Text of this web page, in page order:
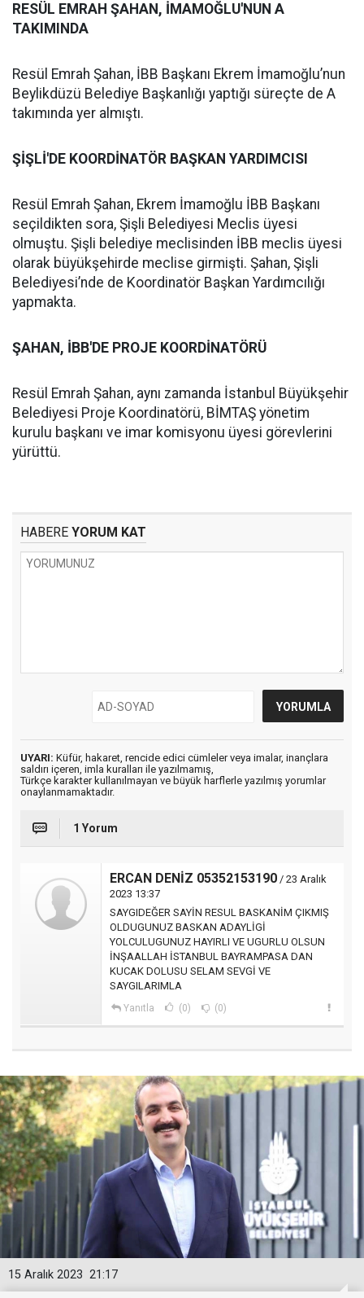
RESÜL EMRAH ŞAHAN, İMAMOĞLU'NUN A
TAKIMINDA
Resül Emrah Şahan, İBB Başkanı Ekrem İmamoğlu’nun
Beylikdüzü Belediye Başkanlığı yaptığı süreçte de A
takımında yer almıştı.
ŞİŞLİ'DE KOORDİNATÖR BAŞKAN YARDIMCISI
Resül Emrah Şahan, Ekrem İmamoğlu İBB Başkanı
seçildikten sora, Şişli Belediyesi Meclis üyesi
olmuştu. Şişli belediye meclisinden İBB meclis üyesi
olarak büyükşehirde meclise girmişti. Şahan, Şişli
Belediyesi’nde de Koordinatör Başkan Yardımcılığı
yapmakta.
ŞAHAN, İBB'DE PROJE KOORDİNATÖRÜ
Resül Emrah Şahan, aynı zamanda İstanbul Büyükşehir
Belediyesi Proje Koordinatörü, BİMTAŞ yönetim
kurulu başkanı ve imar komisyonu üyesi görevlerini
yürüttü.
HABERE YORUM KAT
UYARI: Küfür, hakaret, rencide edici cümleler veya imalar, inançlara
saldırı içeren, imla kuralları ile yazılmamış,
Türkçe karakter kullanılmayan ve büyük harflerle yazılmış yorumlar
onaylanmamaktadır.
1 Yorum
ERCAN DENİZ 05352153190 / 23 Aralık
2023 13:37
SAYGIDEĞER SAYİN RESUL BASKANİM ÇIKMIŞ
OLDUGUNUZ BASKAN ADAYLİGİ
YOLCULUGUNUZ HAYIRLI VE UGURLU OLSUN
İNŞAALLAH İSTANBUL BAYRAMPASA DAN
KUCAK DOLUSU SELAM SEVGİ VE
SAYGILARIMLA
Yanıtla (0) (0)
21:17
15 Aralık 2023